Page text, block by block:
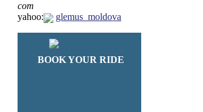
Da51€/notte
com
yahoo:
glemus_moldova
BOOK YOUR RIDE